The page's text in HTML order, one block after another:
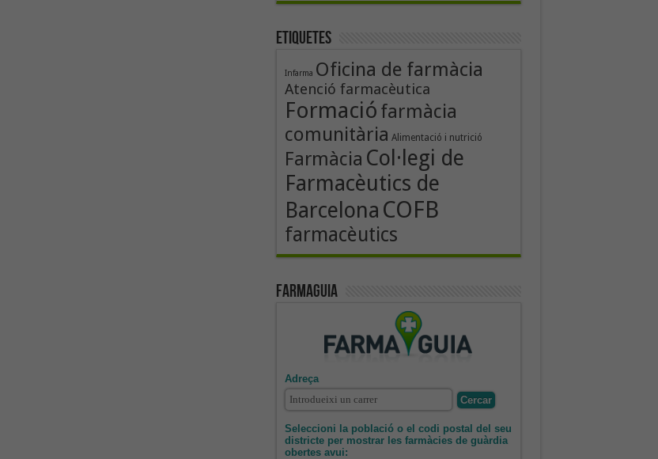
Etiquetes
Infarma Oficina de farmàcia
Atenció farmacèutica
Formació farmàcia
comunitària Alimentació i nutrició
Farmàcia Col·legi de
Farmacèutics de
Barcelona COFB
farmacèutics
Farmaguia
Adreça
Seleccioni la població o el codi postal del seu
districte per mostrar les farmàcies de guàrdia
obertes avui: